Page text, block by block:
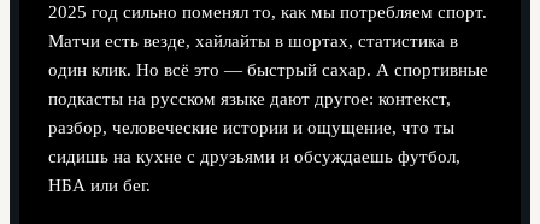
2025 год сильно поменял то, как мы потребляем спорт.
Матчи есть везде, хайлайты в шортах, статистика в
один клик. Но всё это — быстрый сахар. А спортивные
подкасты на русском языке дают другое: контекст,
разбор, человеческие истории и ощущение, что ты
сидишь на кухне с друзьями и обсуждаешь футбол,
НБА или бег.